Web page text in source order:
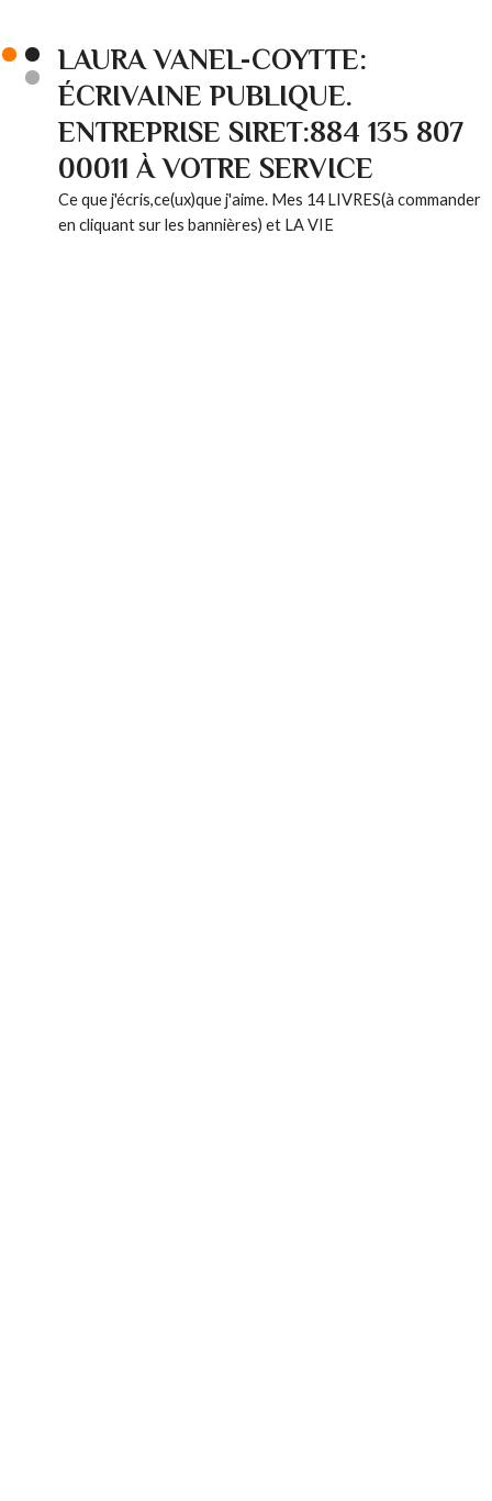
LAURA VANEL-COYTTE:
ÉCRIVAINE PUBLIQUE.
ENTREPRISE SIRET:884 135 807
00011 À VOTRE SERVICE
Ce que j'écris,ce(ux)que j'aime. Mes 14 LIVRES(à commander
en cliquant sur les bannières) et LA VIE